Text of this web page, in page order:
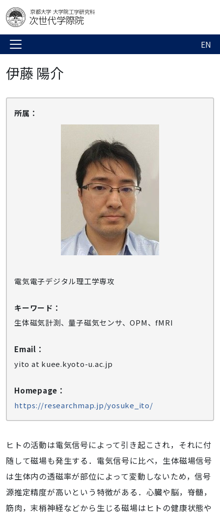
EN
伊藤 陽介
所属：
電気電子デジタル理工学専攻
キーワード：
生体磁気計測、量子磁気センサ、OPM、fMRI
Email：
yito at kuee.kyoto-u.ac.jp
Homepage：
https://researchmap.jp/yosuke_ito/
ヒトの活動は電気信号によって引き起こされ，それに付
随して磁場も発生する．電気信号に比べ，生体磁場信号
は生体内の透磁率が部位によって変動しないため，信号
源推定精度が高いという特徴がある．心臓や脳，脊髄，
筋肉，末梢神経などから生じる磁場はヒトの健康状態や